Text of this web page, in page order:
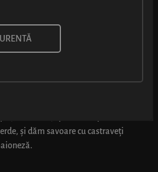
DE PIEPT DE
și dăm savoare cu castraveți